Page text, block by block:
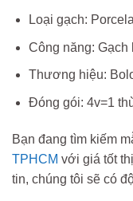
Loại gạch:
Công năng: Gạch
Thương hiệu:
Đóng gói: 4v=1
Bạn đang tìm kiếm
TPHCM với giá tốt
tin, chúng tôi sẽ có